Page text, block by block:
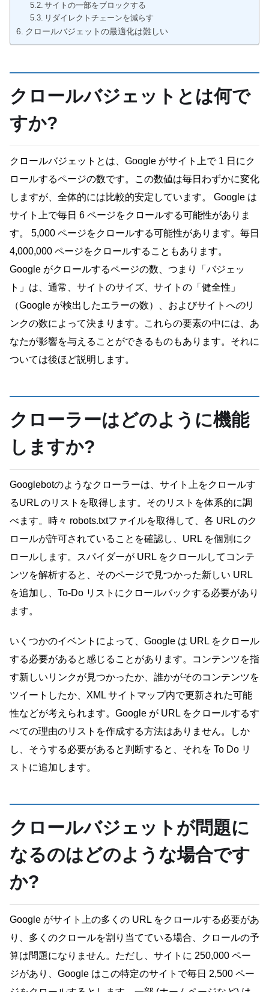
サイトの一部をブロックする
リダイレクトチェーンを減らす
クロールバジェットの最適化は難しい
クロールバジェットとは何で
すか?
クロールバジェットとは、Google がサイト上で 1 日にク
ロールするページの数です。この数値は毎日わずかに変化
しますが、全体的には比較的安定しています。 Google は
サイト上で毎日 6 ページをクロールする可能性がありま
す。 5,000 ページをクロールする可能性があります。毎日
4,000,000 ページをクロールすることもあります。
Google がクロールするページの数、つまり「バジェッ
ト」は、通常、サイトのサイズ、サイトの「健全性」
（Google が検出したエラーの数）、およびサイト へのリ
ンクの数によって決まります。これらの要素の中には、あ
なたが影響を与えることができるものもあります。それに
ついては後ほど説明します。
クローラーはどのように機能
しますか?
Googlebotのようなクローラーは、サイト上をクロールす
るURL のリストを取得します。そのリストを体系的に調
べます。時々 robots.txtファイルを取得して、各 URL のク
ロールが許可されていることを確認し、URL を個別にク
ロールします。スパイダーが URL をクロールしてコンテ
ンツを解析すると、そのページで見つかった新しい URL
を追加し、To-Do リストにクロールバックする必要があり
ます。
いくつかのイベントによって、Google は URL をクロール
する必要があると感じることがあります。コンテンツを指
す新しいリンクが見つかったか、誰かがそのコンテンツを
ツイートしたか、XML サイトマップ内で更新された可能
性などが考えられます。Google が URL をクロールするす
べての理由のリストを作成する方法はありません。しか
し、そうする必要があると判断すると、それを To Do リ
ストに追加します。
クロールバジェットが問題に
なるのはどのような場合です
か?
Google がサイト上の多くの URL をクロールする必要があ
り、多くのクロールを割り当てている場合、クロールの予
算は問題になりません。ただし、サイトに 250,000 ペー
ジがあり、Google はこの特定のサイトで毎日 2,500 ペー